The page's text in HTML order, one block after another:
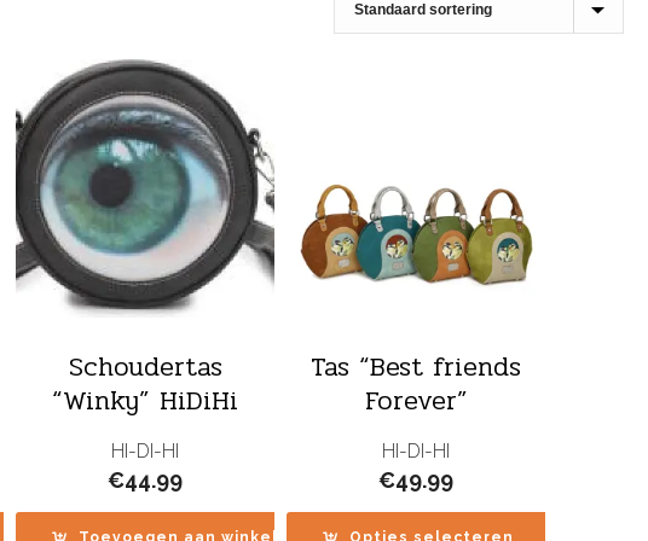
Schoudertas
“Winky” HiDiHi
HI-DI-HI
€44.99
Toevoegen aan winkelwagen
Tas “Best friends
Forever”
HI-DI-HI
€49.99
Opties selecteren